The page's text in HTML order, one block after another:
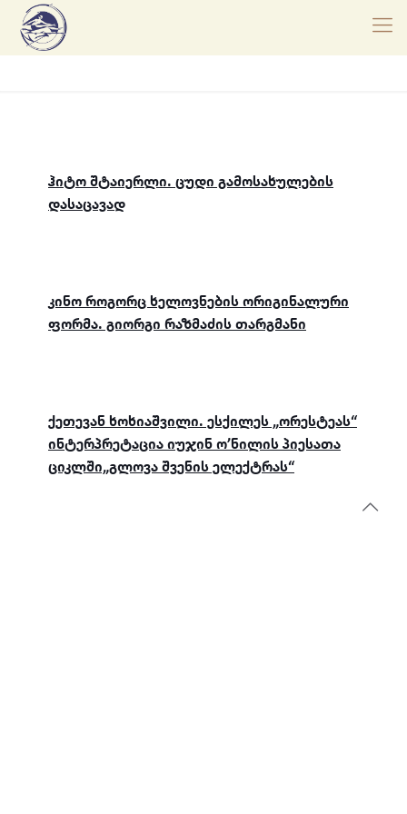
ჰიტო შტაიერლი. ცუდი გამოსახულების
დასაცავად
კინო როგორც ხელოვნების ორიგინალური
ფორმა. გიორგი რაზმაძის თარგმანი
ქეთევან ხოხიაშვილი. ესქილეს „ორესტეას“
ინტერპრეტაცია იუჯინ ო’ნილის პიესათა
ციკლში„გლოვა შვენის ელექტრას“